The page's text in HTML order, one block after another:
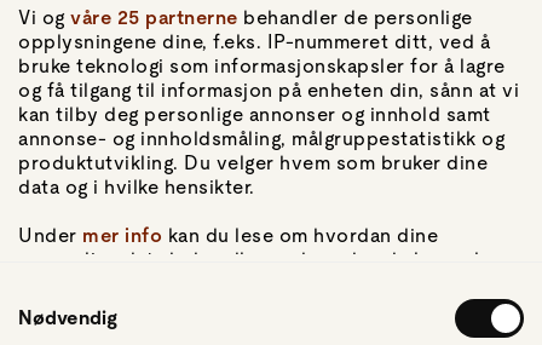
Vi og våre 25 partnerne behandler de personlige
opplysningene dine, f.eks. IP-nummeret ditt, ved å
bruke teknologi som informasjonskapsler for å lagre
og få tilgang til informasjon på enheten din, sånn at vi
kan tilby deg personlige annonser og innhold samt
annonse- og innholdsmåling, målgruppestatistikk og
produktutvikling. Du velger hvem som bruker dine
data og i hvilke hensikter.
Under mer info kan du lese om hvordan dine
personlige data behandles og hvordan du kan velge
trekke tilbake ditt samtykke fra erklæringen om
informasjonskapsler.
Nødvendig
Gå til forsiden
Om Hjem
Om oss
Kundeservice
Artikler
Personvern